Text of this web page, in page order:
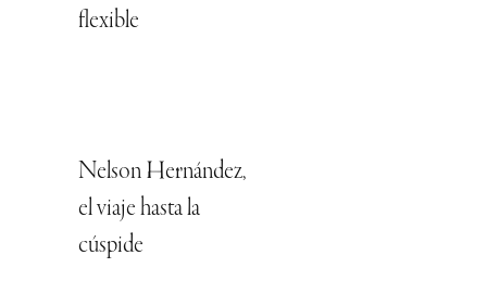
flexible
Nelson Hernández,
el viaje hasta la
cúspide